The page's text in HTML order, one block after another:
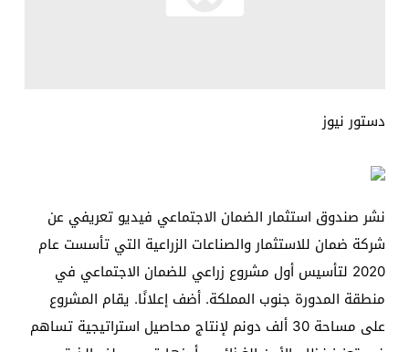
دستور نيوز
نشر صندوق استثمار الضمان الاجتماعي فيديو تعريفي عن
شركة ضمان للاستثمار والصناعات الزراعية التي تأسست عام
2020 لتأسيس أول مشروع زراعي للضمان الاجتماعي في
منطقة المدورة جنوب المملكة. أضف إعلانًا. يقام المشروع
على مساحة 30 ألف دونم لإنتاج محاصيل استراتيجية تساهم